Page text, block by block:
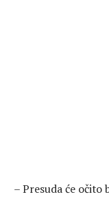
– Presuda će